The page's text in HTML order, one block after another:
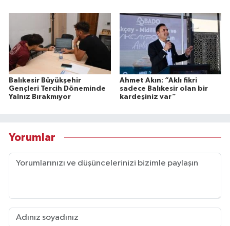
Balıkesir Büyükşehir
Gençleri Tercih Döneminde
Yalnız Bırakmıyor
Ahmet Akın: “Aklı fikri
sadece Balıkesir olan bir
kardeşiniz var”
Yorumlar